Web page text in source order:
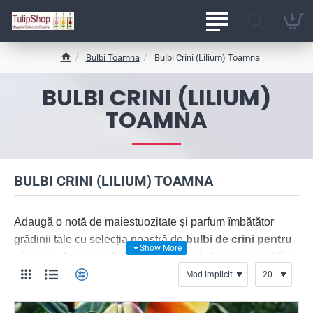
BULBI CRINI (LILIUM)
TOAMNA
e
Bulbi Toamna Bulbi Crini (Lilium) Toamna
BULBI CRINI (LILIUM) TOAMNA
Adaugă o notă de maiestuozitate și parfum îmbătător
grădinii tale cu selecția noastră debulbi de crini pentru
plantare de toamnă
. Considerați simboluri ale purității și
eleganței, crinii plantați în perioada septembrie -
se stabiliza, oferind o înflorire timpurie și mult mai